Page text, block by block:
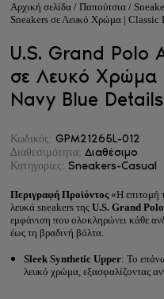
Αρχική σελίδα/ Παπούτσια/
Sneakers σε Λευκό Χρώμα |
Περιγραφή Προϊόντος«Η επιτομή
λευκά sneakers της U.S. Grand Polo
εμφάνιση που ολοκληρώνει κάθε
έως τη βραδινή βόλτα.
Sleek Synthetic Upper: Το
λευκό χρώμα, εξασφαλίζοντας
U.S. Grand Polo
σε Λευκό Χρώμα
Navy Blue Details
Κωδικός: GPM21265L-012
Διαθεσιμότητα: Διαθέσιμο
Κατηγορίες: Sneakers-Casual